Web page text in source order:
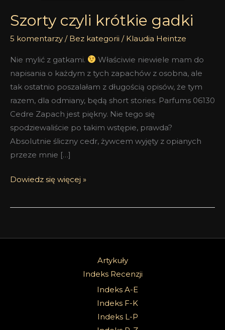
Szorty czyli krótkie gadki
5 komentarzy / Bez kategorii / Klaudia Heintze
Nie mylić z gatkami.
Właściwie niewiele mam do
napisania o każdym z tych zapachów z osobna, ale
tak ostatnio poszalałam z długością opisów, że tym
razem, dla odmiany, będą short stories. Parfums 06130
Cedre Zapach jest piękny. Nie tego się
spodziewaliście po takim wstępie, prawda?
Absolutnie śliczny cedr, żywcem wyjęty z opianych
przeze mnie […]
Dowiedz się więcej »
Artykuły
Indeks Recenzji
Indeks A-E
Indeks F-K
Indeks L-P